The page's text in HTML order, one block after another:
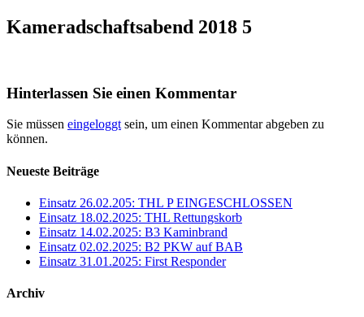
Kameradschaftsabend 2018 5
Hinterlassen Sie einen Kommentar
Sie müssen eingeloggt sein, um einen Kommentar abgeben zu
können.
Neueste Beiträge
Einsatz 26.02.205: THL P EINGESCHLOSSEN
Einsatz 18.02.2025: THL Rettungskorb
Einsatz 14.02.2025: B3 Kaminbrand
Einsatz 02.02.2025: B2 PKW auf BAB
Einsatz 31.01.2025: First Responder
Archiv